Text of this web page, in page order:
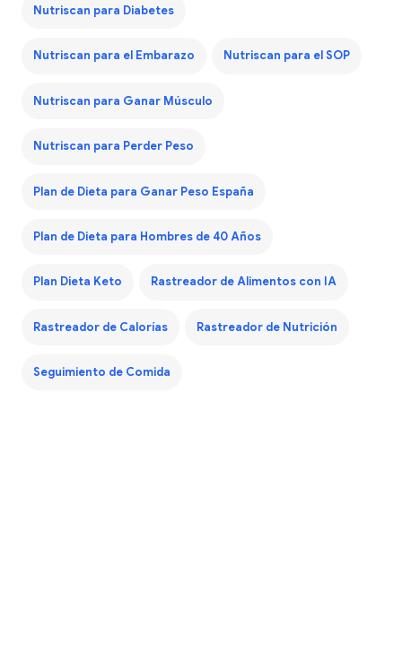
Nutriscan para Diabetes
Nutriscan para el Embarazo Nutriscan para el SOP
Nutriscan para Ganar Músculo
Nutriscan para Perder Peso
Plan de Dieta para Ganar Peso España
Plan de Dieta para Hombres de 40 Años
Plan Dieta Keto Rastreador de Alimentos con IA
Rastreador de Calorías Rastreador de Nutrición
Seguimiento de Comida